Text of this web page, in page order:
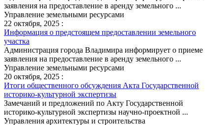
заявления на предоставление в аренду земельного ...
Управление земельными ресурсами
22 октября, 2025 :
Информация о предстоящем предоставлении земельного
участка
Администрация города Владимира информирует о приеме
заявления на предоставление в аренду земельного ...
Управление земельными ресурсами
20 октября, 2025 :
Итоги общественного обсуждения Акта Государственной
историко-культурной экспертизы
Замечаний и предложений по Акту Государственной
историко-культурной экспертизы научно-проектной ...
Управления архитектуры и строительства